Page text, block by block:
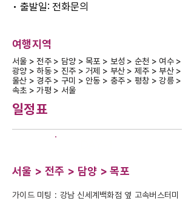
• 출발일: 전화문의
​여행지역
서울 > 전주 > 담양 > 목포 > 보성 > 순천 > 여수 >
광양 > 하동 > 진주 > 거제 > 부산 > 제주 > 부산 >
울산 > 경주 > 구미 > 안동 > 충주 > 평창 > 강릉 >
속초 > 가평 > 서울
일정표
서울 > 전주 > 담양 > 목포
가이드 미팅 : 강남 신세계백화점 옆 고속버스터미